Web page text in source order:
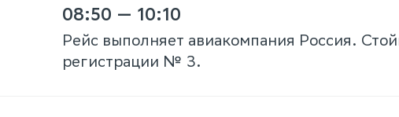
08:50 — 10:10
Рейс выполняет авиакомпания Россия.
регистрации № 3.